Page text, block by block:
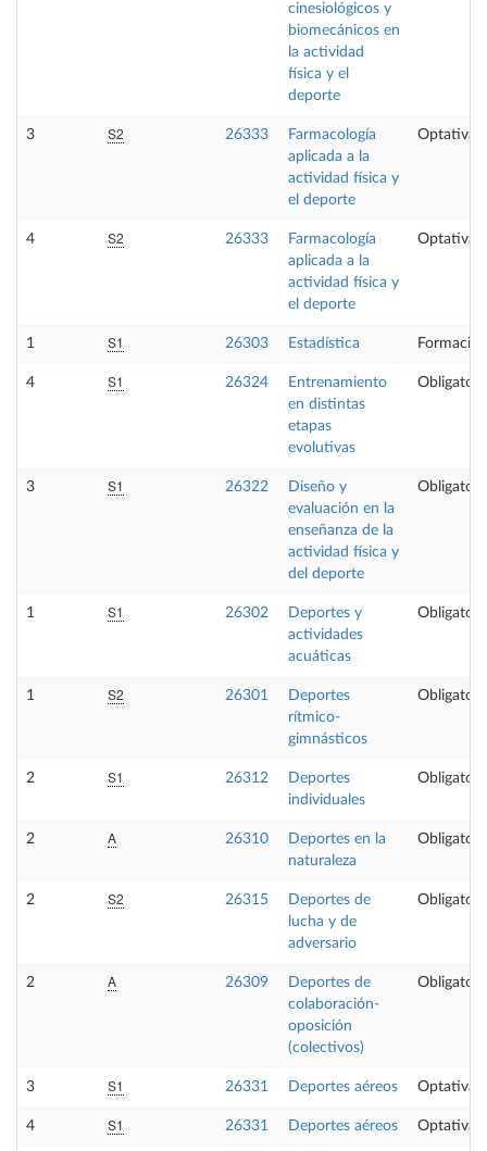
cinesiológicos y
biomecánicos en
la actividad
física y el
deporte
3 S2 26333
Farmacología
aplicada a la
actividad física y
el deporte
Optativa
4 S2 26333
Farmacología
aplicada a la
actividad física y
el deporte
Optativa
1 S1 26303 Estadística
4 S1 26324
Entrenamiento
en distintas
etapas
evolutivas
3 S1 26322
Diseño y
evaluación en la
enseñanza de la
actividad física y
del deporte
1 S1 26302
Deportes y
actividades
acuáticas
1 S2 26301
Deportes
rítmico-
gimnásticos
2 S1 26312
Deportes
individuales
2 A 26310
Deportes en la
naturaleza
2 S2 26315
Deportes de
lucha y de
adversario
2 A 26309
Deportes de
colaboración-
oposición
(colectivos)
3 S1 26331 Deportes aéreos Optativa
4 S1 26331 Deportes aéreos Optativa